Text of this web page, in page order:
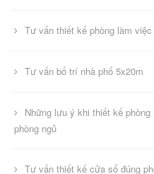
Tư vấn thiết kế phòng làm việc
Tư vấn bố trí nhà phố 5x20m
Những lưu ý khi thiết kế
phòng ngủ
Tư vấn thiết kế cửa sổ đúng